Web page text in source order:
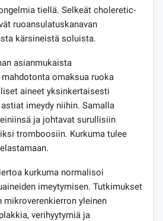
tiellä. Selkeät choleretic-
ruoansulatuskanavan
kärsineistä soluista.
asianmukaista
omaksua ruoka
aineet yksinkertaisesti
imeydy niihin. Samalla
ja johtavat surullisiin
tromboosiin. Kurkuma tulee
kurkuma normalisoi
imeytymisen. Tutkimukset
mikroverenkierron yleinen
verihyytymiä ja